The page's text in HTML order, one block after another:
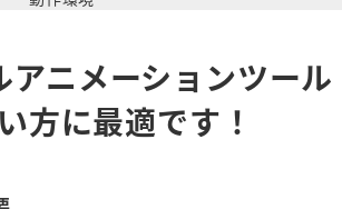
ニメーションツール
方に最適です！